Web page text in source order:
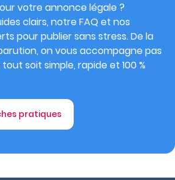
votre annonce légale ?
clairs, notre FAQ et nos
pour publier sans stress. De la
on vous accompagne pas
soit simple, rapide et 100 %
pratiques